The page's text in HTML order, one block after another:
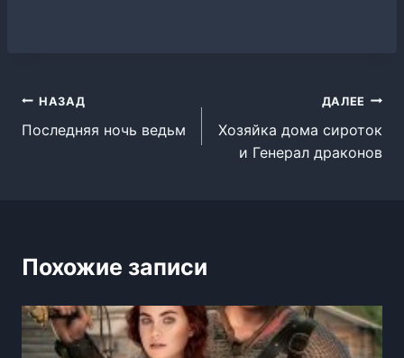
Навигация
по
НАЗАД
Последняя ночь ведьм
ДАЛЕЕ
Хозяйка дома сироток
и Генерал драконов
Похожие записи